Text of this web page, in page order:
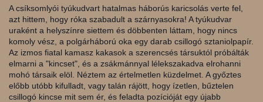
A csíksomlyói tyúkudvart hatalmas háborús karicsolás verte fel,
azt hittem, hogy róka szabadult a szárnyasokra! A tyúkudvar
uraként a helyszínre siettem és döbbenten láttam, hogy nincs
komoly vész, a polgárháború oka egy darab csillogó sztaniolpapír.
Az izmos fiatal kamasz kakasok a szerencsés társuktól próbálták
elmarni a "kincset", és a zsákmánnyal lélekszakadva elrohanni
mohó társaik elöl. Néztem az értelmetlen küzdelmet. A győztes
előbb utóbb kifulladt, vagy talán rájött, hogy ízetlen, bűztelen
csillogó kincse mit sem ér, és feladta pozícióját egy újabb